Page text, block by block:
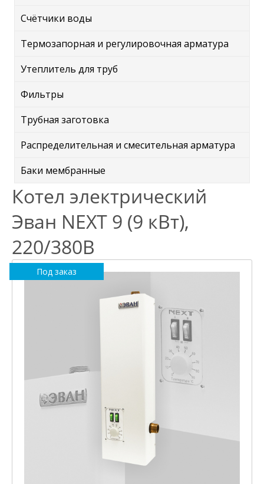
Счётчики воды
Термозапорная и регулировочная арматура
Утеплитель для труб
Фильтры
Трубная заготовка
Распределительная и смесительная арматура
Баки мембранные
Котел электрический
Эван NEXT 9 (9 кВт),
220/380В
Под заказ